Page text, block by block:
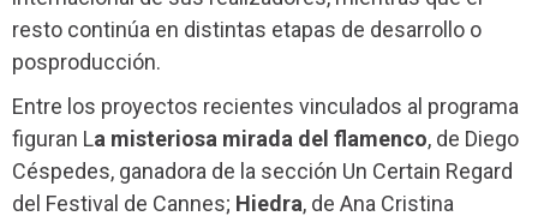
resto continúa en distintas etapas de desarrollo o
posproducción.
Entre los proyectos recientes vinculados al programa
figuran La misteriosa mirada del flamenco, de Diego
Céspedes, ganadora de la sección Un Certain Regard
del Festival de Cannes; Hiedra, de Ana Cristina